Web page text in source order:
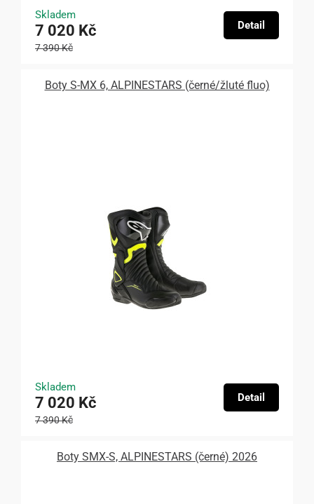
Skladem
7 020 Kč
7 390 Kč
Detail
Boty S-MX 6, ALPINESTARS (černé/žluté fluo)
Skladem
7 020 Kč
7 390 Kč
Detail
Boty SMX-S, ALPINESTARS (černé) 2026